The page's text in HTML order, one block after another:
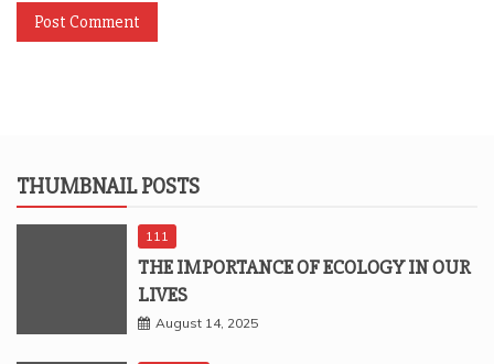
THUMBNAIL POSTS
111
THE IMPORTANCE OF ECOLOGY IN OUR
LIVES
August 14, 2025